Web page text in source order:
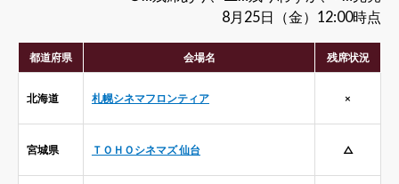
8月25日（金）12:00時点
都道府県 会場名 残席状況
北海道 札幌シネマフロンティア ×
宮城県 ＴＯＨＯシネマズ 仙台 △